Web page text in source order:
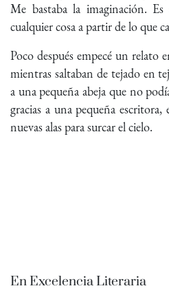
Me bastaba la imaginación.
cualquier cosa a partir de lo que
Poco después empecé un relato
mientras saltaban de tejado en
a una pequeña abeja que no
gracias a una pequeña
nuevas alas para surcar el cielo.
En Excelencia Literaria